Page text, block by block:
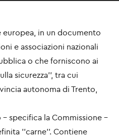
europea, in un documento
e associazioni nazionali
o che forniscono ai
sicurezza'', tra cui
autonoma di Trento,
specifica la Commissione -
''carne''. Contiene